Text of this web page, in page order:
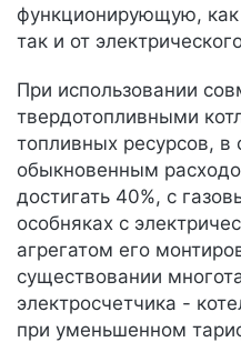
функционирующую, как
так и от
При использовании
твердотопливными
топливных ресурсов, в
обыкновенным
достигать 40%, с
особняках с
агрегатом его
существовании
электросчетчика -
при уменьшенном